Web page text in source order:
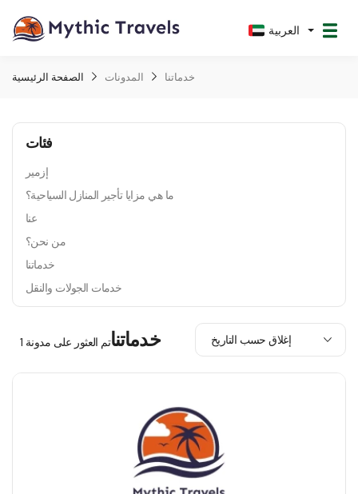
العربية
الصفحة الرئيسية المدونات خدماتنا
فئات
إزمير
ما هي مزايا تأجير المنازل السياحية؟
عنا
من نحن؟
خدماتنا
خدمات الجولات والنقل
خدماتناتم العثور على مدونة 1